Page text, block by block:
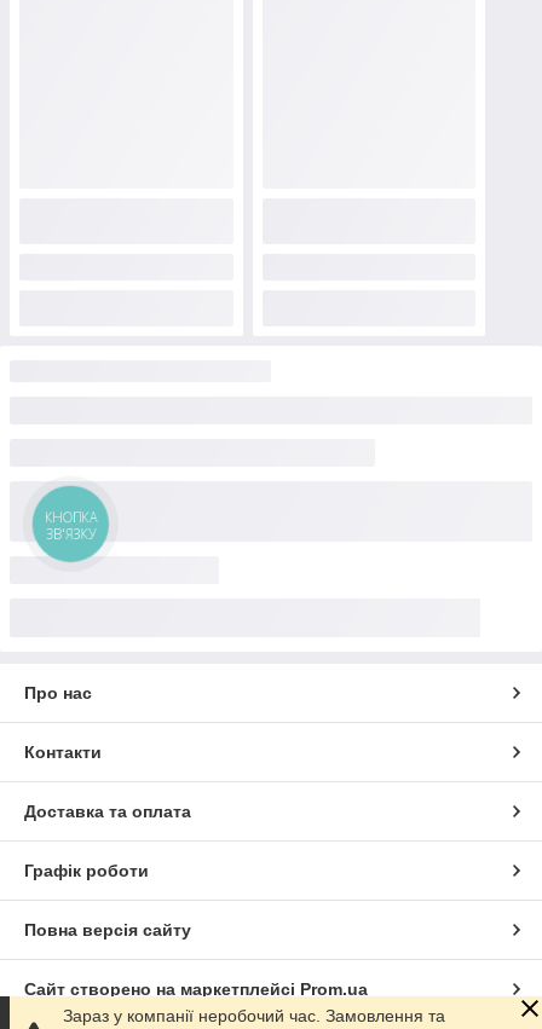
Про нас
Контакти
Доставка та оплата
Графік роботи
Повна версія сайту
Сайт створено на маркетплейсі Prom.ua
Зараз у компанії неробочий час. Замовлення та